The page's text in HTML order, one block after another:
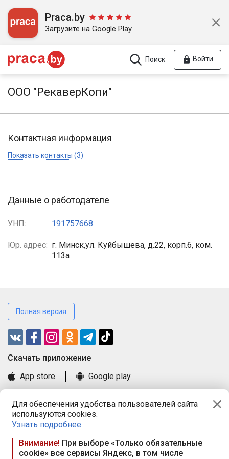
Для обеспечения удобства пользователей сайта
используются cookies.
Узнать подробнее
Внимание! При выборе «Только обязательные
cookie» все сервисы Яндекс, в том числе
Praca.by
Загрузите на Google Play
Поиск Войти
ООО "РекаверКопи"
Контактная информация
Показать контакты (3)
Данные о работодателе
УНП: 191757668
Юр. адрес: г. Минск,ул. Куйбышева, д.22, корп.6, ком.
113а
Полная версия
Cкачать приложение
App store
Google play
Книга замечаний и предложений
Правила и документы
Praca.by © 2000—2026, ООО «ПРАЦА БАЙ»
Республика Беларусь, 220114, г. Минск, пр-т Независимости